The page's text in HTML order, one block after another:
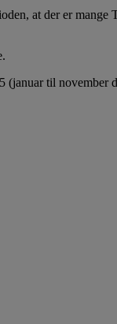
at der er mange
(januar til november